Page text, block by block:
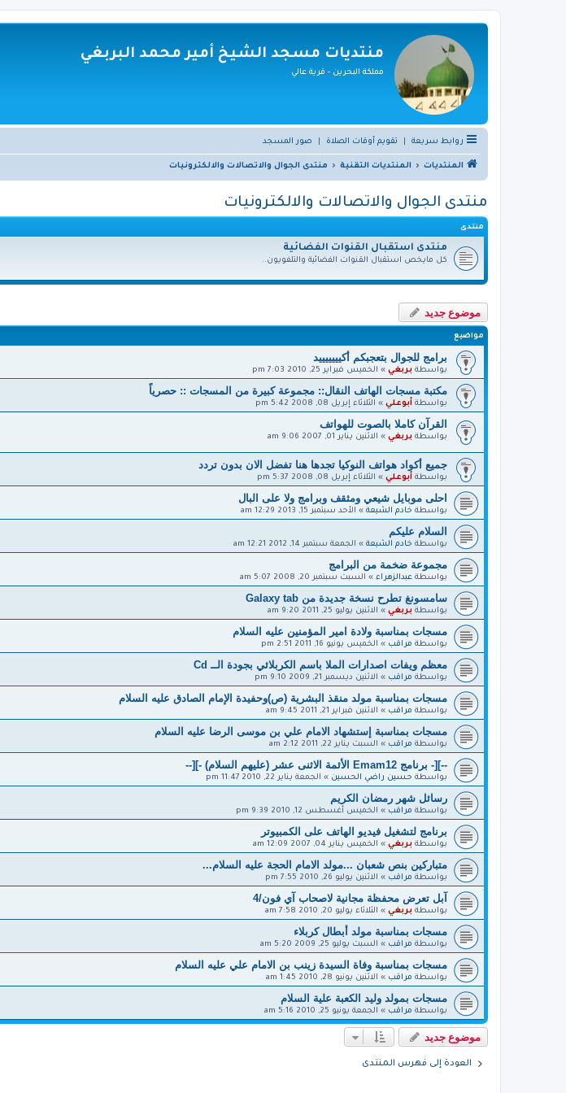
منتديات مسجد الشيخ أمير محمد البربغي
مملكة البحرين - قرية عالي
روابط سريعة تقويم أوقات الصلاة صور المسجد
المنتديات المنتديات التقنية منتدى الجوال والاتصالات والالكترونيات
منتدى الجوال والاتصالات والالكترونيات
منتدى
منتدى استقبال القنوات الفضائية
كل مايخص استقبال القنوات الفضائية والتلفويون..
موضوع جديد
مواضيع
برامج للجوال بتعجبكم أكيييييييد
بواسطة بربغي » الخميس فبراير 25, 2010 7:03 pm
مكتبة مسجات الهاتف النقال:: مجموعة كبيرة من المسجات :: حصرياً
بواسطة أبوعلي » الثلاثاء إبريل 08, 2008 5:42 pm
القرآن كاملا بالصوت للهواتف
بواسطة بربغي » الاثنين يناير 01, 2007 9:06 am
جميع أكواد هواتف النوكيا تجدها هنا تفضل الان بدون تردد
بواسطة أبوعلي » الثلاثاء إبريل 08, 2008 5:37 pm
احلى موبايل شيعي ومثقف وبرامج ولا على البال
بواسطة خادم الشيعة » الأحد سبتمبر 15, 2013 12:29 am
السلام عليكم
بواسطة خادم الشيعة » الجمعة سبتمبر 14, 2012 12:21 am
مجموعة ضخمة من البرامج
بواسطة عبدالزهراء » السبت سبتمبر 20, 2008 5:07 am
سامسونغ تطرح نسخة جديدة من Galaxy tab
بواسطة بربغي » الاثنين يوليو 25, 2011 9:20 am
مسجات بمناسبة ولادة امير المؤمنين عليه السلام
بواسطة مراقب » الخميس يونيو 16, 2011 2:51 pm
معظم ويفات اصدارات الملا باسم الكربلائي بجودة الــ Cd
بواسطة مراقب » الاثنين ديسمبر 21, 2009 9:10 pm
مسجات بمناسبة مولد منقذ البشرية (ص)وحفيدة الإمام الصادق عليه السلام
بواسطة مراقب » الاثنين فبراير 21, 2011 9:45 am
مسجات بمناسبة إستشهاد الامام علي بن موسى الرضا عليه السلام
بواسطة مراقب » السبت يناير 22, 2011 2:12 am
--][- برنامج Emam12 الأئمة الاثنى عشر (عليهم السلام) -][--
بواسطة حسين راضي الحسين » الجمعة يناير 22, 2010 11:47 pm
رسائل شهر رمضان الكريم
بواسطة مراقب » الخميس أغسطس 12, 2010 9:39 pm
برنامج لتشغيل فيديو الهاتف على الكمبيوتر
بواسطة بربغي » الخميس يناير 04, 2007 12:09 am
متباركين بنص شعبان ...مولد الامام الحجة عليه السلام...
بواسطة مراقب » الاثنين يوليو 26, 2010 7:55 pm
آبل تعرض محفظة مجانية لاصحاب آي فون/4
بواسطة بربغي » الثلاثاء يوليو 20, 2010 7:58 am
مسجات بمناسبة مولد أبطال كربلاء
بواسطة مراقب » السبت يوليو 25, 2009 5:20 am
مسجات بمناسبة وفاة السيدة زينب بن الامام علي عليه السلام
بواسطة مراقب » الاثنين يونيو 28, 2010 1:45 am
مسجات بمولد وليد الكعبة علية السلام
بواسطة مراقب » الجمعة يونيو 25, 2010 5:16 am
موضوع جديد
العودة إلى فهرس المنتدى